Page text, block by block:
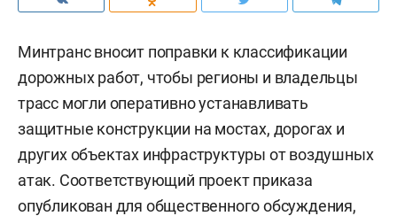
Минтранс вносит поправки к классификации
дорожных работ, чтобы регионы и владельцы
трасс могли оперативно устанавливать
защитные конструкции на мостах, дорогах и
других объектах инфраструктуры от воздушных
атак. Соответствующий проект приказа
опубликован для общественного обсуждения,